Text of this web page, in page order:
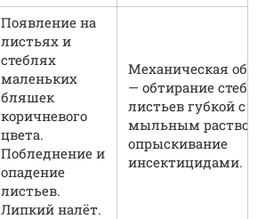
Появление на
листьях и
стеблях
маленьких
бляшек
коричневого
цвета.
Побледнение и
опадение
листьев.
Липкий налёт.
Механическая
— обтирание
листьев губкой с
мыльным
опрыскивание
инсектицидами.